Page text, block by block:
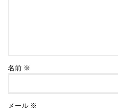
名前 ※
メール ※